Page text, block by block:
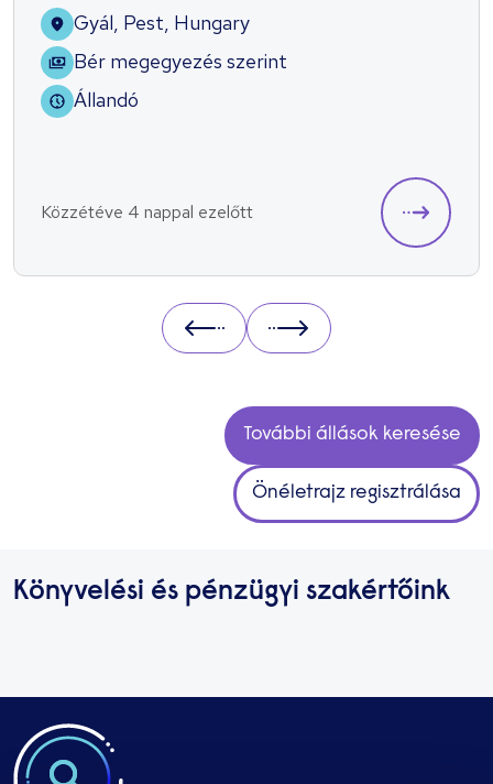
Gyál, Pest, Hungary
Bér megegyezés szerint
Állandó
Közzétéve 4 nappal ezelőtt
Prev Next
További állások keresése
Önéletrajz regisztrálása
Könyvelési és pénzügyi szakértőink